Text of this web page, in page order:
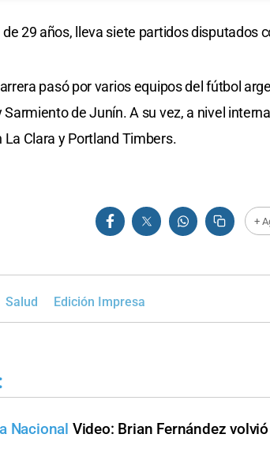
de 29 años, lleva siete partidos disputados
pasó por varios equipos del fútbol
Sarmiento de Junín. A su vez, a nivel
La Clara y Portland Timbers.
+
Salud Edición Impresa
Nacional Video: Brian Fernández